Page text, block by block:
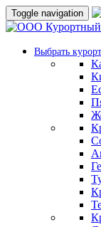
Toggle navigation
Выбрать курорт